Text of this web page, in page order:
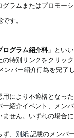
ラムまたはプロモー
す。
ログラム紹介料」とい
特別リンクをクリッ
ンバー紹介行為を完了
により不適格となっ
紹介イベント、メン
せん。いずれの場合
、 別紙記載のメンバ